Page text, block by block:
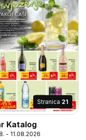
Stranica 21
Katalog
- 11.08.2026